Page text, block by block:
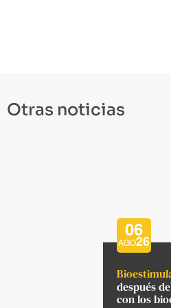
Otras noticias
06
AGO26
después
con los